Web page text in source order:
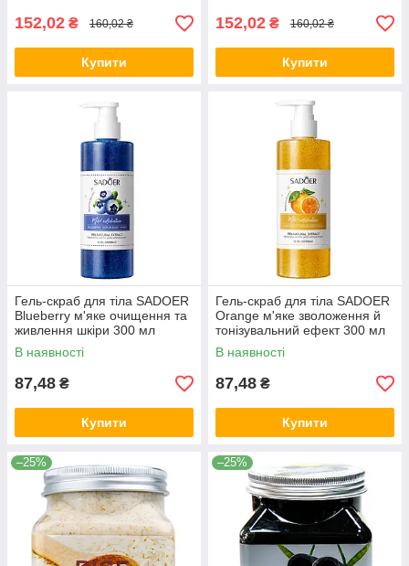
152,02 ₴ 160,02 ₴
Купити
152,02 ₴ 160,02 ₴
Купити
Гель-скраб для тіла SADOER
Blueberry м'яке очищення та
живлення шкіри 300 мл
В наявності
87,48 ₴
Купити
Гель-скраб для тіла SADOER
Orange м'яке зволоження й
тонізувальний ефект 300 мл
В наявності
87,48 ₴
Купити
–25% –25%